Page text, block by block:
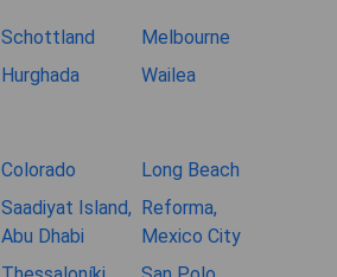
Schottland
Melbourne
Hurghada Wailea
Colorado
Long Beach
Saadiyat Island,
Abu Dhabi
Reforma,
Mexico City